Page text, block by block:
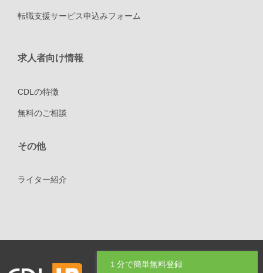
転職支援サービス申込みフォーム
求人者向け情報
CDLの特徴
無料のご相談
その他
ライター紹介
１分で簡単無料登録